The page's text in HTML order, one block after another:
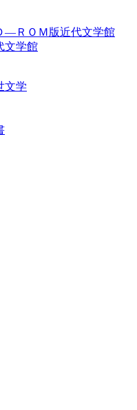
―ＲＯＭ版近代文学館
文学館
文学